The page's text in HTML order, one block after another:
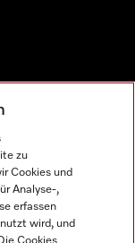
zu
Cookies und
Analyse-,
erfassen
wird, und